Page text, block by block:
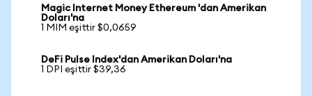
Magic Internet Money Ethereum 'dan Amerikan
Doları'na
1 MIM eşittir $0,0659
DeFi Pulse Index'dan Amerikan Doları'na
1 DPI eşittir $39,36